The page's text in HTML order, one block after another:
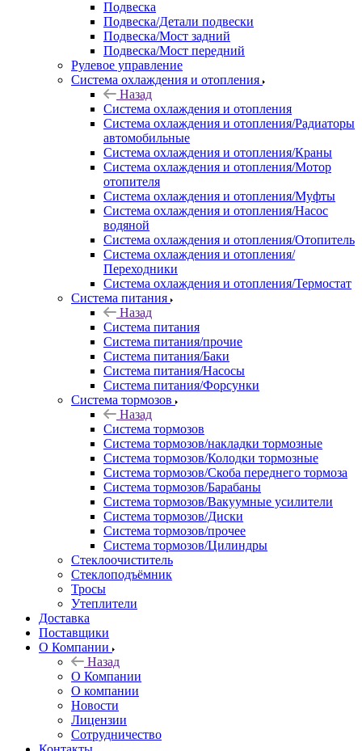
Подвеска
Подвеска/Детали подвески
Подвеска/Мост задний
Подвеска/Мост передний
Рулевое управление
Система охлаждения и отопления
Назад
Система охлаждения и отопления
Система охлаждения и отопления/Радиаторы
автомобильные
Система охлаждения и отопления/Краны
Система охлаждения и отопления/Мотор
отопителя
Система охлаждения и отопления/Муфты
Система охлаждения и отопления/Насос
водяной
Система охлаждения и отопления/Отопитель
Система охлаждения и отопления/
Переходники
Система охлаждения и отопления/Термостат
Система питания
Назад
Система питания
Система питания/прочие
Система питания/Баки
Система питания/Насосы
Система питания/Форсунки
Система тормозов
Назад
Система тормозов
Система тормозов/накладки тормозные
Система тормозов/Колодки тормозные
Система тормозов/Скоба переднего тормоза
Система тормозов/Барабаны
Система тормозов/Вакуумные усилители
Система тормозов/Диски
Система тормозов/прочее
Система тормозов/Цилиндры
Стеклоочиститель
Стеклоподъёмник
Тросы
Утеплители
Доставка
Поставщики
О Компании
Назад
О Компании
О компании
Новости
Лицензии
Сотрудничество